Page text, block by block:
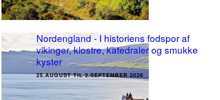
Nordengland - I historiens fodspor af
vikinger, klostre, katedraler og smukke
kyster
25.AUGUST TIL 2.SEPTEMBER 2026